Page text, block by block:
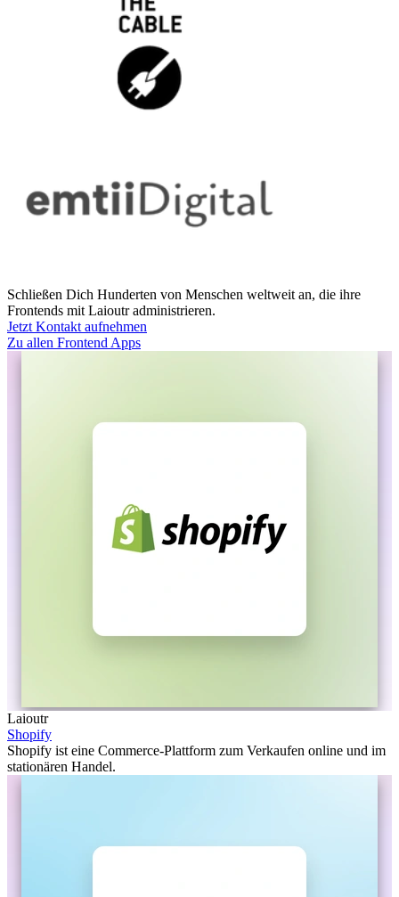
Schließen Dich Hunderten von Menschen weltweit an, die ihre
Frontends mit Laioutr administrieren.
Jetzt Kontakt aufnehmen
Zu allen Frontend Apps
Laioutr
Shopify
Shopify ist eine Commerce-Plattform zum Verkaufen online und im
stationären Handel.